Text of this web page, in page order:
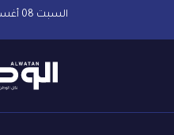
السبت 08 أغسطس 2026